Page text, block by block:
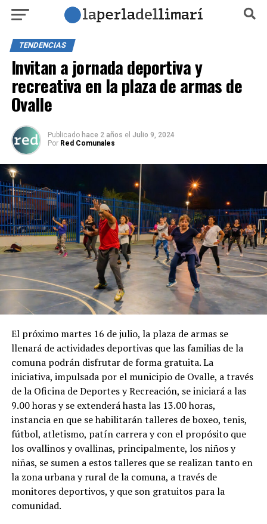
TENDENCIAS
Invitan a jornada deportiva y
recreativa en la plaza de armas de
Ovalle
Publicado hace 2 años el Julio 9, 2024
Por Red Comunales
El próximo martes 16 de julio, la plaza de armas se
llenará de actividades deportivas que las familias de la
comuna podrán disfrutar de forma gratuita. La
iniciativa, impulsada por el municipio de Ovalle, a través
de la Oficina de Deportes y Recreación, se iniciará a las
9.00 horas y se extenderá hasta las 13.00 horas,
instancia en que se habilitarán talleres de boxeo, tenis,
fútbol, atletismo, patín carrera y con el propósito que
los ovallinos y ovallinas, principalmente, los niños y
niñas, se sumen a estos talleres que se realizan tanto en
la zona urbana y rural de la comuna, a través de
monitores deportivos, y que son gratuitos para la
comunidad.